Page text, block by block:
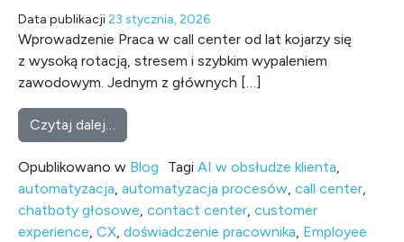
Data publikacji23 stycznia, 2026
Wprowadzenie Praca w call center od lat kojarzy się
z wysoką rotacją, stresem i szybkim wypaleniem
zawodowym. Jednym z głównych […]
Czytaj dalej…
Opublikowano w Blog Tagi AI w obsłudze klienta,
automatyzacja, automatyzacja procesów, call center,
chatboty głosowe, contact center, customer
experience, CX, doświadczenie pracownika, Employee